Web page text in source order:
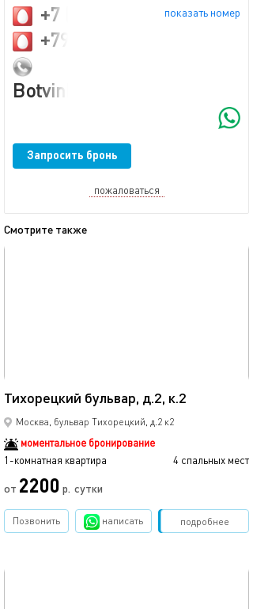
показать номер
+7 (989) 831-28-38
+79152224762
Botvinkina1998@yandex.ru
Запросить бронь
пожаловаться
Смотрите также
Тихорецкий бульвар, д.2, к.2
Москва, бульвар Тихорецкий, д.2 к2
моментальное бронирование
1-комнатная квартира
4 спальных мест
от 2200 р. сутки
подробнее
Позвонить написать Забронировать